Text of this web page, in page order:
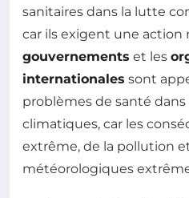
sanitaires dans la lutte
car ils exigent une action
gouvernements et les
internationales sont
problèmes de santé
climatiques, car les
extrême, de la pollution
météorologiques